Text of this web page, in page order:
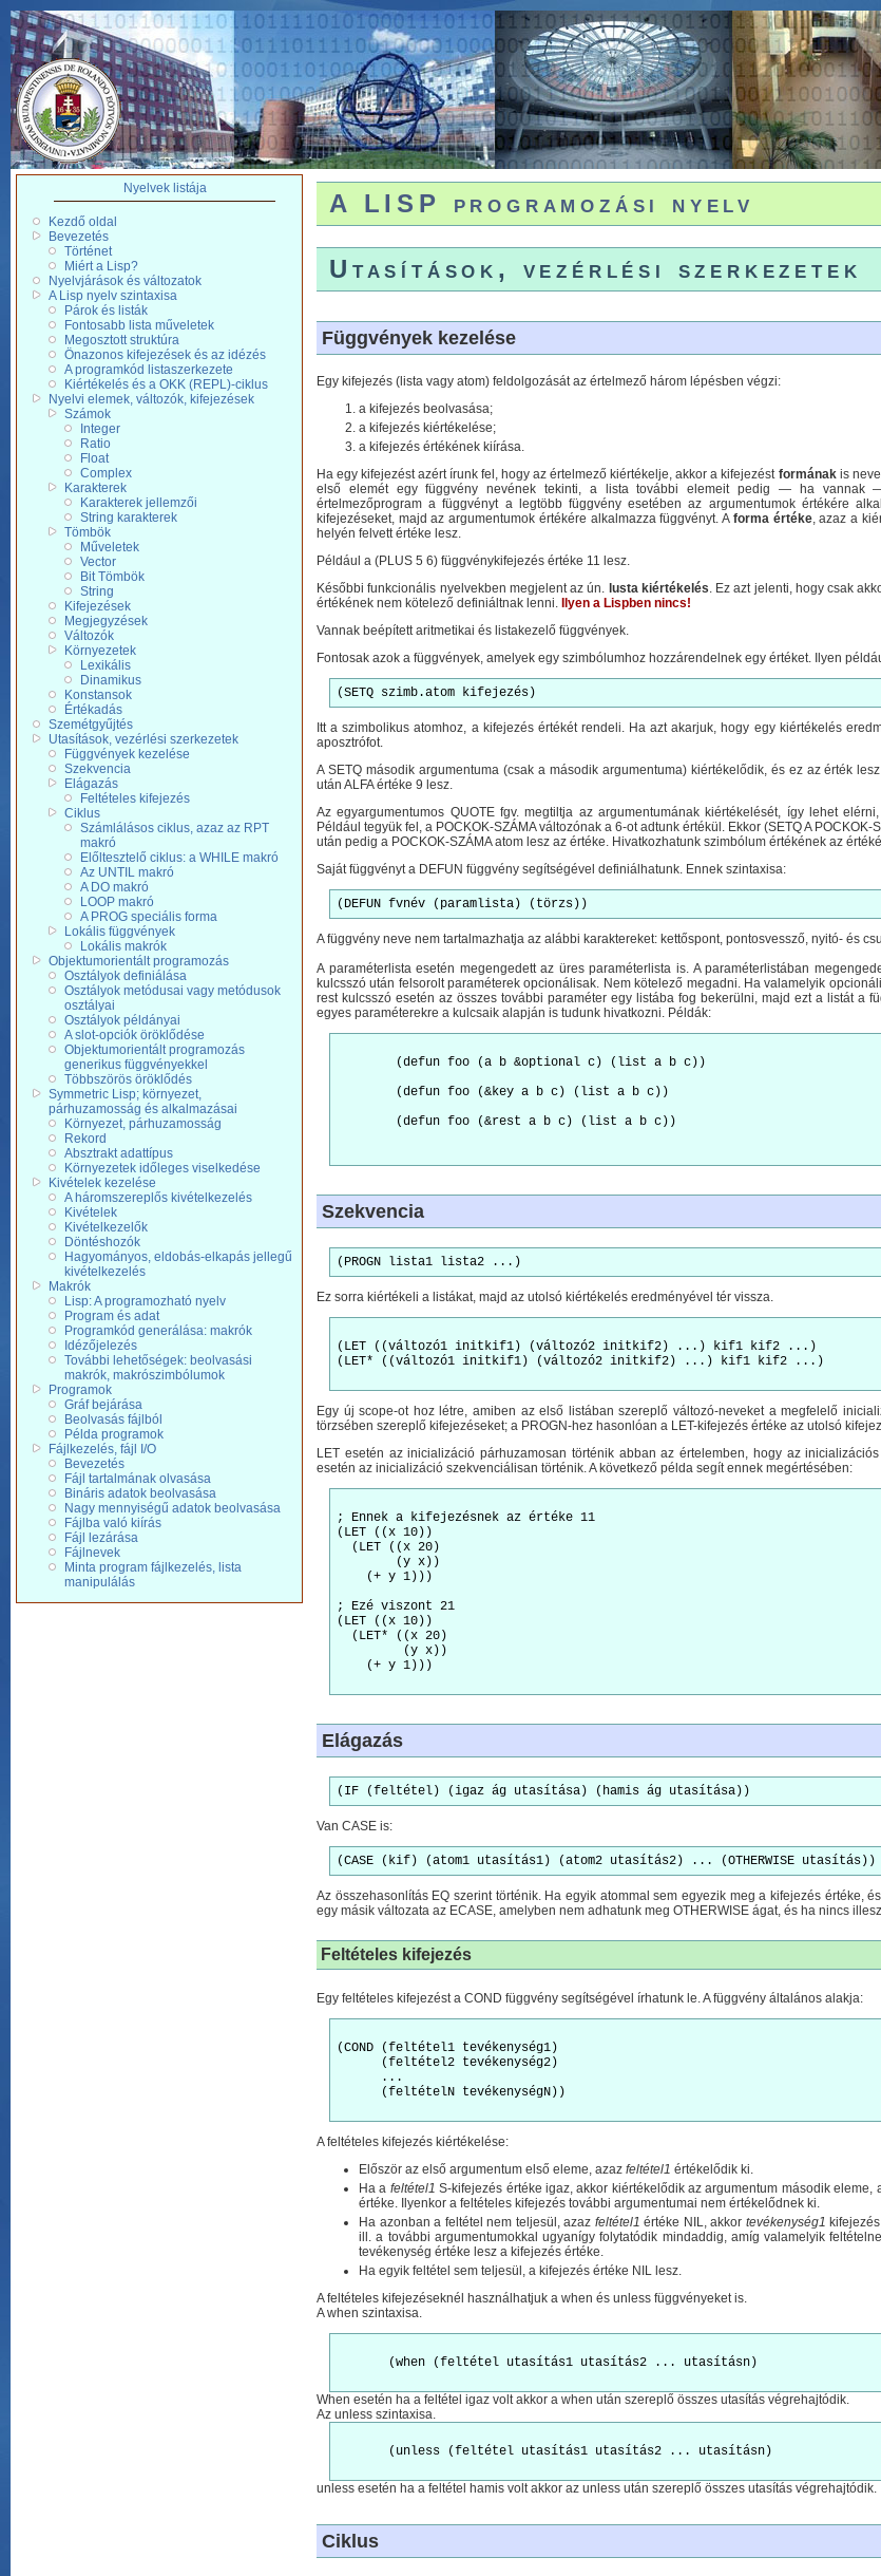
Nyelvek listája
Kezdő oldal
Bevezetés
Történet
Miért a Lisp?
Nyelvjárások és változatok
A Lisp nyelv szintaxisa
Párok és listák
Fontosabb lista műveletek
Megosztott struktúra
Önazonos kifejezések és az idézés
A programkód listaszerkezete
Kiértékelés és a OKK (REPL)-ciklus
Nyelvi elemek, változók, kifejezések
Számok
Integer
Ratio
Float
Complex
Karakterek
Karakterek jellemzői
String karakterek
Tömbök
Műveletek
Vector
Bit Tömbök
String
Kifejezések
Megjegyzések
Változók
Környezetek
Lexikális
Dinamikus
Konstansok
Értékadás
Szemétgyűjtés
Utasítások, vezérlési szerkezetek
Függvények kezelése
Szekvencia
Elágazás
Feltételes kifejezés
Ciklus
Számlálásos ciklus, azaz az RPT
makró
Előltesztelő ciklus: a WHILE makró
Az UNTIL makró
A DO makró
LOOP makró
A PROG speciális forma
Lokális függvények
Lokális makrók
Objektumorientált programozás
Osztályok definiálása
Osztályok metódusai vagy metódusok
osztályai
Osztályok példányai
A slot-opciók öröklődése
Objektumorientált programozás
generikus függvényekkel
Többszörös öröklődés
Symmetric Lisp; környezet,
párhuzamosság és alkalmazásai
Környezet, párhuzamosság
Rekord
Absztrakt adattípus
Környezetek időleges viselkedése
Kivételek kezelése
A háromszereplős kivételkezelés
Kivételek
Kivételkezelők
Döntéshozók
Hagyományos, eldobás-elkapás jellegű
kivételkezelés
Makrók
Lisp: A programozható nyelv
Program és adat
Programkód generálása: makrók
Idézőjelezés
További lehetőségek: beolvasási
makrók, makrószimbólumok
Programok
Gráf bejárása
Beolvasás fájlból
Példa programok
Fájlkezelés, fájl I/O
Bevezetés
Fájl tartalmának olvasása
Bináris adatok beolvasása
Nagy mennyiségű adatok beolvasása
Fájlba való kiírás
Fájl lezárása
Fájlnevek
Minta program fájlkezelés, lista
manipulálás
A LISP programozási nyelv
Utasítások, vezérlési szerkezetek
Függvények kezelése
Egy kifejezés (lista vagy atom) feldolgozását az értelmező három lépésben végzi:
a kifejezés beolvasása;
a kifejezés kiértékelése;
a kifejezés értékének kiírása.
Ha egy kifejezést azért írunk fel, hogy az értelmező kiértékelje, akkor a kifejezést formánakis
első elemét egy függvény nevének tekinti, a lista további elemeit pedig — ha vannak
értelmezőprogram a függvényt a legtöbb függvény esetében az argumentumok értékére
kifejezéseket, majd az argumentumok értékére alkalmazza függvényt. A forma értéke, azaz a
helyén felvett értéke lesz.
Például a (PLUS 5 6) függvénykifejezés értéke 11 lesz.
Későbbi funkcionális nyelvekben megjelent az ún. lusta kiértékelés. Ez azt jelenti, hogy csak
értékének nem kötelező definiáltnak lenni.
Ilyen a Lispben nincs!
Vannak beépített aritmetikai és listakezelő függvények.
Fontosak azok a függvények, amelyek egy szimbólumhoz hozzárendelnek egy értéket. Ilyen
(SETQ szimb.atom kifejezés)
Itt a szimbolikus atomhoz, a kifejezés értékét rendeli. Ha azt akarjuk, hogy egy kiértékelés
aposztrófot.
A SETQ második argumentuma (csak a második argumentuma) kiértékelődik, és ez az érték
után ALFA értéke 9 lesz.
Az egyargumentumos QUOTE fgv. megtiltja az argumentumának kiértékelését, így lehet
Például tegyük fel, a POCKOK-SZÁMA változónak a 6-ot adtunk értékül. Ekkor (SETQ A
után pedig a POCKOK-SZÁMA atom lesz az értéke. Hivatkozhatunk szimbólum értékének az
Saját függvényt a DEFUN függvény segítségével definiálhatunk. Ennek szintaxisa:
(DEFUN fvnév (paramlista) (törzs))
A függvény neve nem tartalmazhatja az alábbi karaktereket: kettőspont, pontosvessző, nyitó- és
A paraméterlista esetén megengedett az üres paraméterlista is. A paraméterlistában
kulcsszó után felsorolt paraméterek opcionálisak. Nem kötelező megadni. Ha valamelyik
rest kulcsszó esetén az összes további paraméter egy listába fog bekerülni, majd ezt a listát a
egyes paraméterekre a kulcsaik alapján is tudunk hivatkozni. Példák:
	(defun foo (a b &optional c) (list a b c))
	(defun foo (&key a b c) (list a b c))
	(defun foo (&rest a b c) (list a b c))
Szekvencia
(PROGN lista1 lista2 ...)
Ez sorra kiértékeli a listákat, majd az utolsó kiértékelés eredményével tér vissza.
(LET ((változó1 initkif1) (változó2 initkif2) ...) kif1 kif2 ...)
(LET* ((változó1 initkif1) (változó2 initkif2) ...) kif1 kif2 ...)
Egy új scope-ot hoz létre, amiben az első listában szereplő változó-neveket a megfelelő
törzsében szereplő kifejezéseket; a PROGN-hez hasonlóan a LET-kifejezés értéke az utolsó
LET esetén az inicializáció párhuzamosan történik abban az értelemben, hogy az
esetén az inicializáció szekvenciálisan történik. A következő példa segít ennek megértésében:
; Ennek a kifejezésnek az értéke 11
(LET ((x 10))
  (LET ((x 20)
        (y x))
    (+ y 1)))
; Ezé viszont 21
(LET ((x 10))
  (LET* ((x 20)
         (y x))
    (+ y 1)))
Elágazás
(IF (feltétel) (igaz ág utasítása) (hamis ág utasítása))
Van CASE is:
(CASE (kif) (atom1 utasítás1) (atom2 utasítás2) ... (OTHERWISE utasítás))
Az összehasonlítás EQ szerint történik. Ha egyik atommal sem egyezik meg a kifejezés értéke,
egy másik változata az ECASE, amelyben nem adhatunk meg OTHERWISE ágat, és ha nincs
Feltételes kifejezés
Egy feltételes kifejezést a COND függvény segítségével írhatunk le. A függvény általános alakja:
(COND (feltétel1 tevékenység1)
      (feltétel2 tevékenység2)
      ...
      (feltételN tevékenységN))
A feltételes kifejezés kiértékelése:
Először az első argumentum első eleme, azaz feltétel1 értékelődik ki.
Ha a feltétel1 S-kifejezés értéke igaz, akkor kiértékelődik az argumentum második eleme,
értéke. Ilyenkor a feltételes kifejezés további argumentumai nem értékelődnek ki.
Ha azonban a feltétel nem teljesül, azaz feltétel1 értéke NIL, akkor tevékenység1
ill. a további argumentumokkal ugyanígy folytatódik mindaddig, amíg valamelyik
tevékenység értéke lesz a kifejezés értéke.
Ha egyik feltétel sem teljesül, a kifejezés értéke NIL lesz.
A feltételes kifejezéseknél használhatjuk a when és unless függvényeket is.
A when szintaxisa.
       (when (feltétel utasítás1 utasítás2 ... utasításn)
When esetén ha a feltétel igaz volt akkor a when után szereplő összes utasítás végrehajtódik.
Az unless szintaxisa.
       (unless (feltétel utasítás1 utasítás2 ... utasításn)
unless esetén ha a feltétel hamis volt akkor az unless után szereplő összes utasítás végrehajtódik.
Ciklus